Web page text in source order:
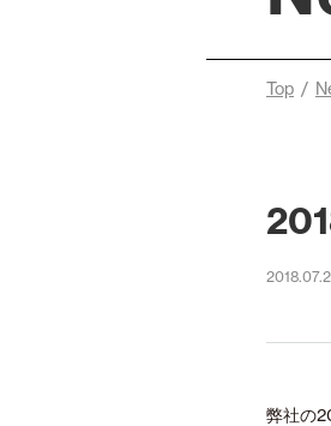
Top /
弊社の